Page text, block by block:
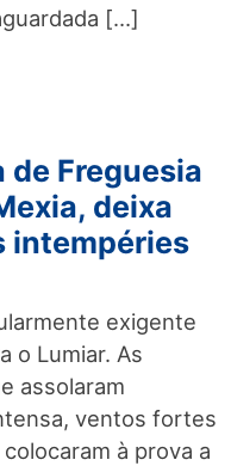
[…]
de Freguesia
deixa
intempéries
exigente
o Lumiar. As
assolaram
ventos fortes
à prova a